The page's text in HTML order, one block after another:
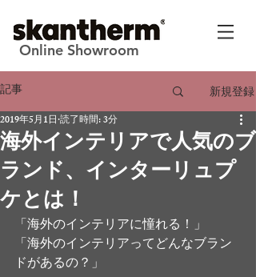
Online Showroom
記事 新規登録
海外インテリアで人気のブ
ランド、インターリュプ
ケとは！
2019年5月1日 読了時間: 3分
「海外のインテリアに憧れる！」
「海外のインテリアってどんなブラン
ドがあるの？」